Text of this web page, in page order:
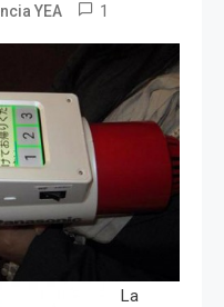
YEA 1
La